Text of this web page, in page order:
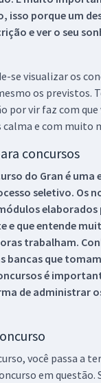
isso porque um
e ver o seu
se visualizar os
os previstos.
por vir faz com
e com muito
concursos
do Gran é uma
seletivo. Os
elaborados
e que entende
trabalham.
bancas que
é
de administrar
você passa a
em questão.